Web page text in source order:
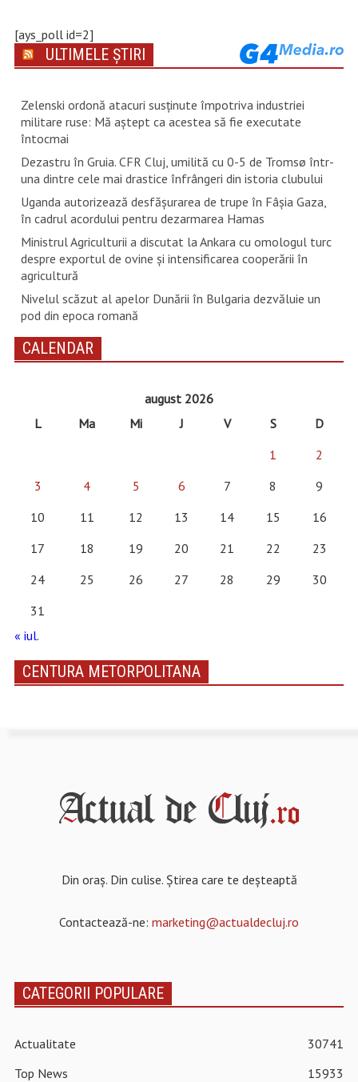
[ays_poll id=2]
ULTIMELE ȘTIRI
Zelenski ordonă atacuri susţinute împotriva industriei
militare ruse: Mă aştept ca acestea să fie executate
întocmai
Dezastru în Gruia. CFR Cluj, umilită cu 0-5 de Tromsø într-
una dintre cele mai drastice înfrângeri din istoria clubului
Uganda autorizează desfăşurarea de trupe în Fâşia Gaza,
în cadrul acordului pentru dezarmarea Hamas
Ministrul Agriculturii a discutat la Ankara cu omologul turc
despre exportul de ovine și intensificarea cooperării în
agricultură
Nivelul scăzut al apelor Dunării în Bulgaria dezvăluie un
pod din epoca romană
CALENDAR
august 2026
L
Ma Mi J V S
D
1
2
3
4 5 6 7 8
9
10
11 12 13 14 15
16
17
18 19 20 21 22
23
24
25 26 27 28 29
30
31
« iul.
CENTURA METORPOLITANA
Din oraș. Din culise. Știrea care te deșteaptă
Contactează-ne: marketing@actualdecluj.ro
CATEGORII POPULARE
Actualitate
30741
Top News
15933